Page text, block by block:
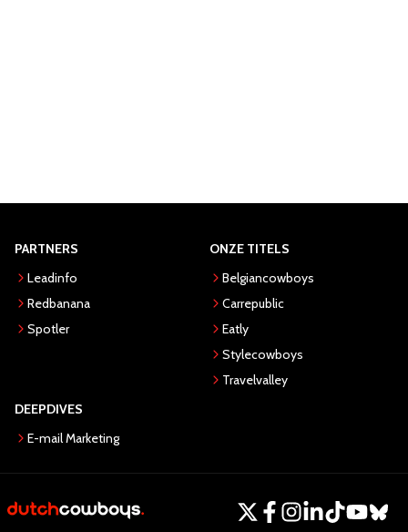
PARTNERS
Leadinfo
Redbanana
Spotler
ONZE TITELS
Belgiancowboys
Carrepublic
Eatly
Stylecowboys
Travelvalley
DEEPDIVES
E-mail Marketing